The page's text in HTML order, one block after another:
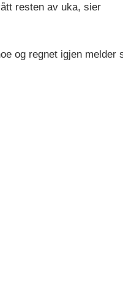
resten av uka, sier
og regnet igjen melder